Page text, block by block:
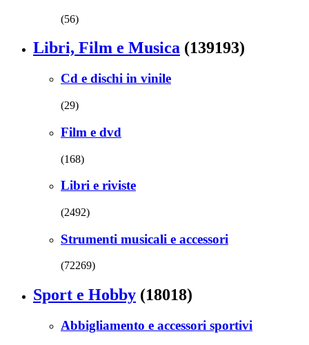
(56)
Libri, Film e Musica (139193)
Cd e dischi in vinile
(29)
Film e dvd
(168)
Libri e riviste
(2492)
Strumenti musicali e accessori
(72269)
Sport e Hobby (18018)
Abbigliamento e accessori sportivi